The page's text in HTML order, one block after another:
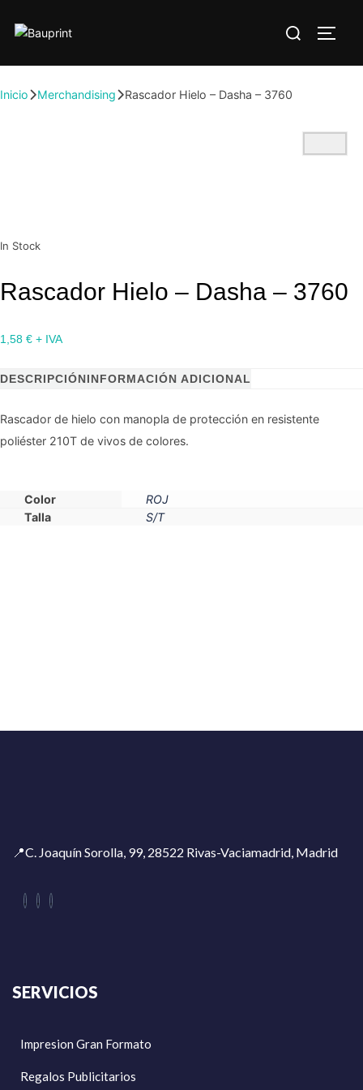
Inicio Merchandising Rascador Hielo – Dasha – 3760
In Stock
Rascador Hielo – Dasha – 3760
1,58 € + IVA
DESCRIPCIÓNINFORMACIÓN ADICIONAL
Rascador de hielo con manopla de protección en resistente
poliéster 210T de vivos de colores.
Color
ROJ
Talla
S/T
📍C. Joaquín Sorolla, 99, 28522 Rivas-Vaciamadrid, Madrid
SERVICIOS
Impresion Gran Formato
Regalos Publicitarios